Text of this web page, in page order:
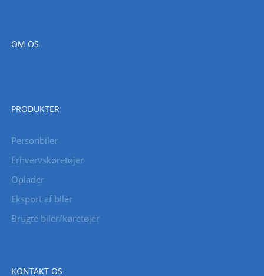
OM OS
PRODUKTER
Personbiler
Erhvervskøretøjer
Oplader
Eksport af biler
Brugte biler/køretøjer
KONTAKT OS